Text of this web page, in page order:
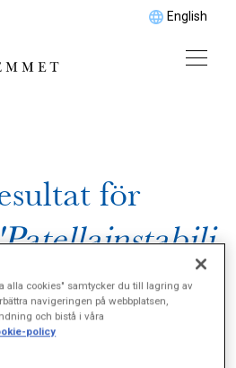
English
för
alla cookies" samtycker du till lagring av
navigeringen på webbplatsen,
och bistå i våra
policy